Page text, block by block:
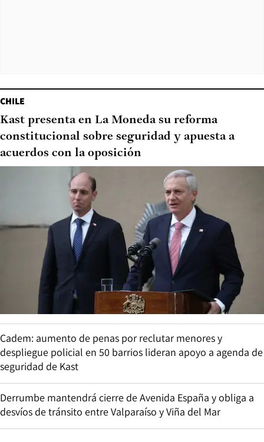
CHILE
Kast presenta en La Moneda su reforma
constitucional sobre seguridad y apuesta a
acuerdos con la oposición
Cadem: aumento de penas por reclutar menores y
despliegue policial en 50 barrios lideran apoyo a agenda de
seguridad de Kast
Derrumbe mantendrá cierre de Avenida España y obliga a
desvíos de tránsito entre Valparaíso y Viña del Mar